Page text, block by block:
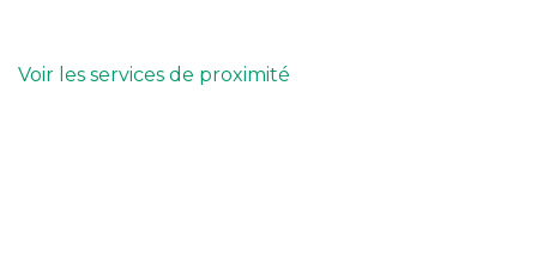
Voir les services de proximité